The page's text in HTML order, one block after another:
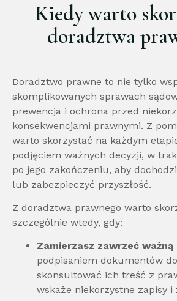
Kiedy warto
doradztwa
Doradztwo prawne to nie tylko
skomplikowanych sprawach
prewencja i ochrona przed
konsekwencjami prawnymi. Z
warto skorzystać na każdym
podjęciem ważnych decyzji, w
po jego zakończeniu, aby
lub zabezpieczyć przyszłość.
Z doradztwa prawnego warto
szczególnie wtedy, gdy:
Zamierzasz zawrzeć ważną
podpisaniem dokumentów
skonsultować ich treść z
wskaże niekorzystne zapisy i